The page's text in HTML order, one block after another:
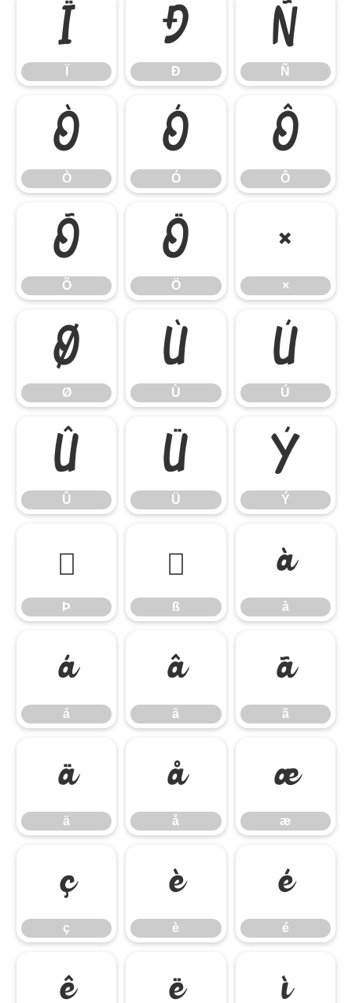
Ï Ð
Ð
Ñ
Ñ
Ò
Ò
Ó
Ó
Ô
Ô
Õ
Õ
Ö
Ö
×
×
Ø
Ø
Ù
Ù
Ú
Ú
Û
Û
Ü
Ü
Ý
Ý
Þ
Þ
ß
ß
à
à
á
á
â
â
ã
ã
ä
ä
å
å
æ
æ
ç
ç
è
è
é
é
ê ë ì